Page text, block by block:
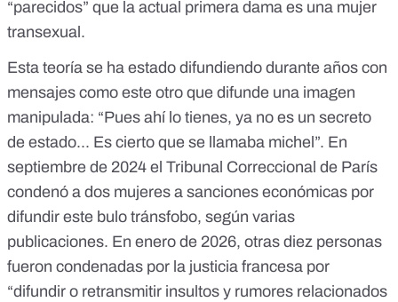
“parecidos” que la actual primera dama es una mujer
transexual.
Esta teoría se ha estado difundiendo durante años con
mensajes como este otro que difunde una imagen
manipulada: “Pues ahí lo tienes, ya no es un secreto
de estado... Es cierto que se llamaba michel”. En
septiembre de 2024 el Tribunal Correccional de París
condenó a dos mujeres a sanciones económicas por
difundir este bulo tránsfobo, según varias
publicaciones. En enero de 2026, otras diez personas
fueron condenadas por la justicia francesa por
“difundir o retransmitir insultos y rumores relacionados